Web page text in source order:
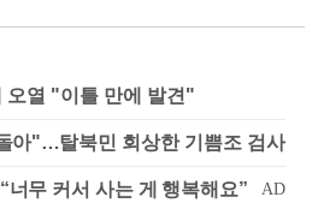
오열 "이틀 만에 발견"
아"…탈북민 회상한 기쁨조 검사